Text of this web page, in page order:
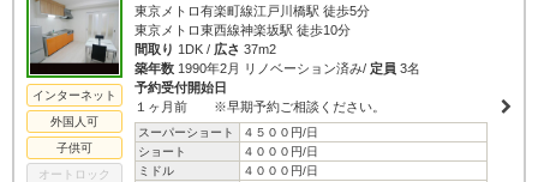
インターネット
外国人可
子供可
オートロック
東京メトロ有楽町線江戸川橋駅 徒歩5分
東京メトロ東西線神楽坂駅 徒歩10分
間取り 1DK / 広さ 37m2
築年数 1990年2月 リノベーション済み/ 定員 3名
予約受付開始日
１ヶ月前 ※早期予約ご相談ください。
スーパーショート
４５００円/日
ショート
４０００円/日
ミドル
４０００円/日